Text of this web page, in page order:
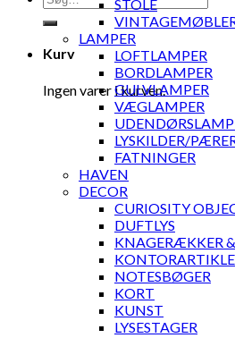
efter:
Kurv
Ingen varer i kurven.
STOLE
LAMPER
LOFTLAMPER
BORDLAMPER
GULVLAMPER
VÆGLAMPER
LYSKILDER/
FATNINGER
HAVEN
DECOR
CURIOSITY
DUFTLYS
KNAGERÆKKER
NOTESBØGER
KORT
KUNST
LYSESTAGER